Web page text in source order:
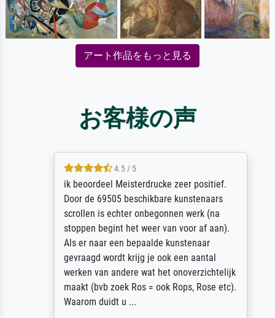
アート作品をもっと見る
お客様の声
4.5 / 5
ik beoordeel Meisterdrucke zeer positief.
Door de 69505 beschikbare kunstenaars
scrollen is echter onbegonnen werk (na
stoppen begint het weer van voor af aan).
Als er naar een bepaalde kunstenaar
gevraagd wordt krijg je ook een aantal
werken van andere wat het onoverzichtelijk
maakt (bvb zoek Ros = ook Rops, Rose etc).
Waarom duidt u ...